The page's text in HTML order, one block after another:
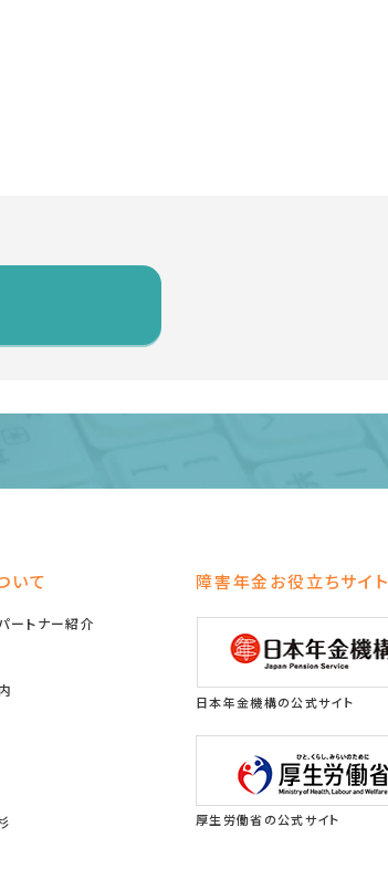
いて
ートナー紹介
障害年金お役立ちサイト
日本年金機構の公式サイト
厚生労働省の公式サイト